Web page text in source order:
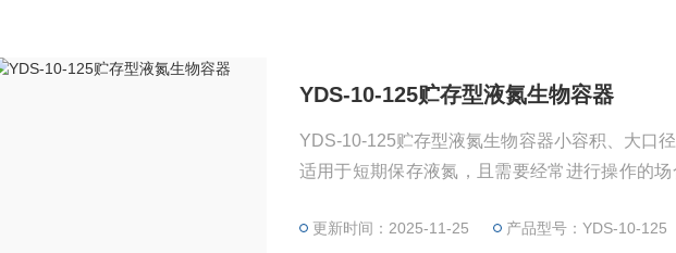
YDS-10-125贮存型液氮生物容器
YDS-10-125贮存型液氮生物容器小容积、大口
适用于短期保存液氮，且需要经常进行操作的
更新时间：2025-11-25 产品型号：YDS-10-125